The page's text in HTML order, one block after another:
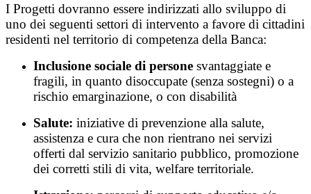
I Progetti dovranno essere indirizzati allo sviluppo di
uno dei seguenti settori di intervento a favore di cittadini
residenti nel territorio di competenza della Banca:
Inclusione sociale di persone svantaggiate e
fragili, in quanto disoccupate (senza sostegni) o a
rischio emarginazione, o con disabilità
Salute: iniziative di prevenzione alla salute,
assistenza e cura che non rientrano nei servizi
offerti dal servizio sanitario pubblico, promozione
dei corretti stili di vita, welfare territoriale.